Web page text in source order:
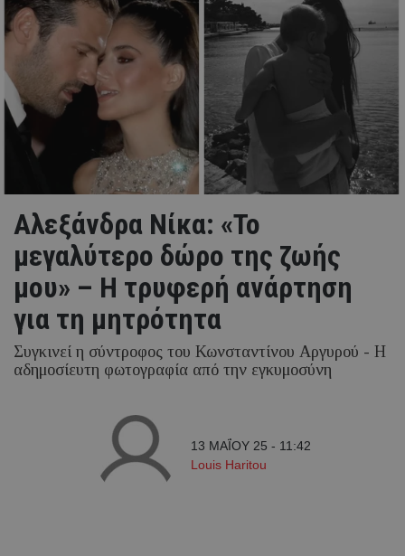
Αλεξάνδρα Νίκα: «Το
μεγαλύτερο δώρο της ζωής
μου» – Η τρυφερή ανάρτηση
για τη μητρότητα
Συγκινεί η σύντροφος του Κωνσταντίνου Αργυρού - Η
αδημοσίευτη φωτογραφία από την εγκυμοσύνη
13 ΜΑΪ́ΟΥ 25 - 11:42
Louis Haritou